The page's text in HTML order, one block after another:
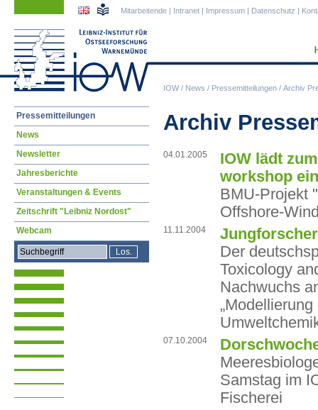
IOW/ News / Pressemitteilungen / Archiv
Mitarbeitende | Intranet | Impressum | Datenschutz |
Archiv
04.01.2005
IOW lädt
workshop ein
BMU-Projekt "
Offshore-
11.11.2004
Der
Toxicology
Nachwuchs
07.10.2004
Samstag im
Fischerei
Navigation
Pressemitteilungen
News
Newsletter
Jahresberichte
Veranstaltungen & Events
Zeitschrift "Leibniz Nordost"
Webcam